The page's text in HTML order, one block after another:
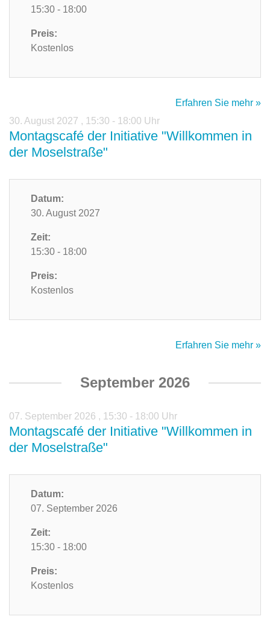
15:30 - 18:00
Preis:
Kostenlos
Erfahren Sie mehr »
30. August 2027 , 15:30 - 18:00 Uhr
Montagscafé der Initiative "Willkommen in
der Moselstraße"
Datum:
30. August 2027
Zeit:
15:30 - 18:00
Preis:
Kostenlos
Erfahren Sie mehr »
September 2026
07. September 2026 , 15:30 - 18:00 Uhr
Montagscafé der Initiative "Willkommen in
der Moselstraße"
Datum:
07. September 2026
Zeit:
15:30 - 18:00
Preis:
Kostenlos